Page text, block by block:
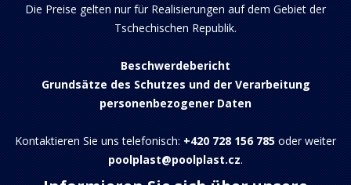
Die Preise gelten nur für Realisierungen auf dem Gebiet der
Tschechischen Republik.
Beschwerdebericht
Grundsätze des Schutzes und der Verarbeitung
personenbezogener Daten
Kontaktieren Sie uns telefonisch:+420 728 156 785oder weiter
poolplast@poolplast.cz.